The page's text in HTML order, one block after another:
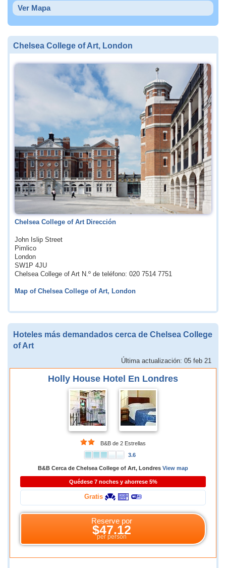
Ver Mapa
Chelsea College of Art, London
Chelsea College of Art Dirección
John Islip Street
Pimlico
London
SW1P 4JU
Chelsea College of Art N.º de teléfono: 020 7514 7751
Map of Chelsea College of Art, London
Hoteles más demandados cerca de Chelsea College
of Art
Última actualización: 05 feb 21
Holly House Hotel En Londres
B&B de 2 Estrellas
3.6
B&B Cerca de Chelsea College of Art, Londres View map
Quédese 7 noches y ahorrese 5%
Gratis
Reserve por
$47.12
per person